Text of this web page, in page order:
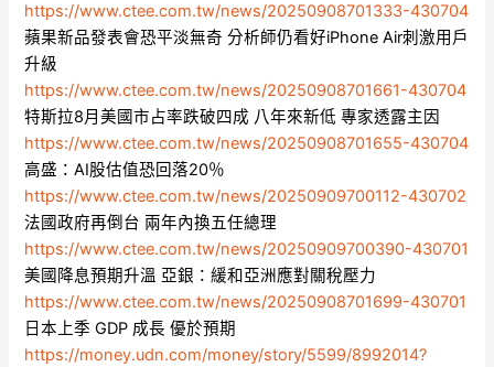
https://www.ctee.com.tw/news/20250908701333-430704
蘋果新品發表會恐平淡無奇 分析師仍看好iPhone Air刺激用戶
升級
https://www.ctee.com.tw/news/20250908701661-430704
特斯拉8月美國市占率跌破四成 八年來新低 專家透露主因
https://www.ctee.com.tw/news/20250908701655-430704
高盛：AI股估值恐回落20％
https://www.ctee.com.tw/news/20250909700112-430702
法國政府再倒台 兩年內換五任總理
https://www.ctee.com.tw/news/20250909700390-430701
美國降息預期升溫 亞銀：緩和亞洲應對關稅壓力
https://www.ctee.com.tw/news/20250908701699-430701
日本上季 GDP 成長 優於預期
https://money.udn.com/money/story/5599/8992014?